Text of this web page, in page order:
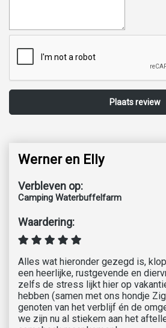
Werner en Elly
Verbleven op:
Camping Waterbuffelfarm
Waardering:
Alles wat hieronder gezegd is,
een heerlijke, rustgevende en
zelfs de stress lijkt hier op
hebben (samen met ons hondje
genoten van het verblijf én de
we zijn nu al stiekem aan het